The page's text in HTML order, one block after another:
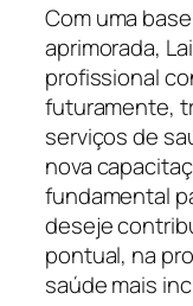
Com uma
aprimorada,
profissional
futuramente,
serviços de
nova
fundamental
deseje
pontual, na
saúde mais